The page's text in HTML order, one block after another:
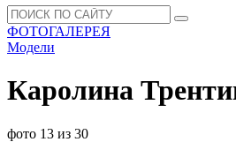
ФОТОГАЛЕРЕЯ
Модели
Каролина
фото 13 из 30